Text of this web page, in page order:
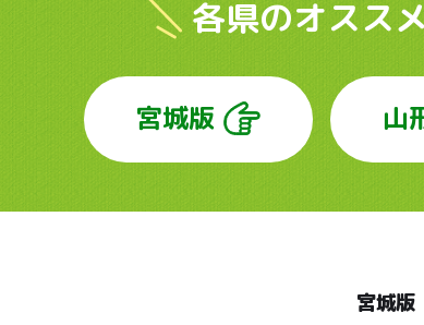
各県のオスス
宮城版 山
宮城版